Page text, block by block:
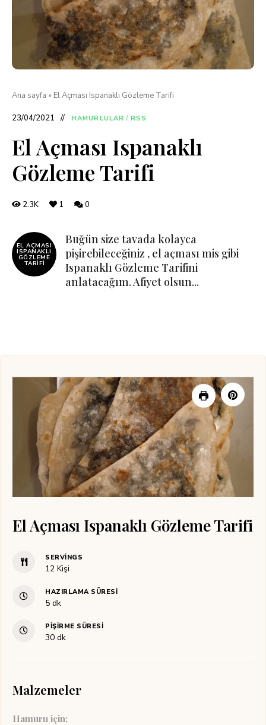
Ana sayfa » El Açması Ispanaklı Gözleme Tarifi
23/04/2021 HAMURLULAR / RSS
El Açması Ispanaklı
Gözleme Tarifi
2.3K 1 0
EL AÇMASI
ISPANAKLI
GÖZLEME
TARIFI
Buğün size tavada kolayca
pişirebileceğiniz , el açması mis gibi
Ispanaklı Gözleme Tarifini
anlatacağım. Afiyet olsun...
El Açması Ispanaklı Gözleme Tarifi
SERVINGS
12 Kişi
HAZIRLAMA SÜRESI
5dakika
dk
PIŞIRME SÜRESI
30dakika
dk
Malzemeler
Hamuru için;